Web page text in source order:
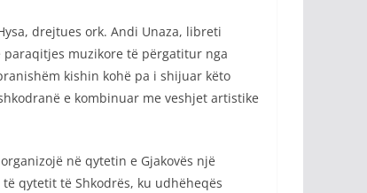
drejtues ork. Andi Unaza, libreti
muzikore të përgatitur nga
kishin kohë pa i shijuar këto
e kombinuar me veshjet artistike
në qytetin e Gjakovës një
qytetit të Shkodrës, ku udhëheqës